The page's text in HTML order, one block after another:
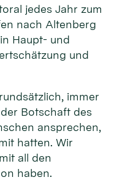
jedes Jahr zum
nach Altenberg
Haupt- und
und
immer
Botschaft des
ansprechen,
hatten. Wir
all den
haben.